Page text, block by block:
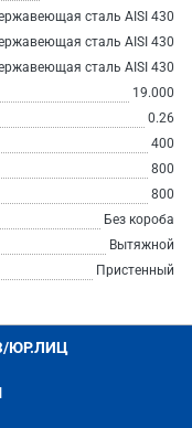
сталь AISI 430
сталь AISI 430
сталь AISI 430
19.000
0.26
400
800
800
Без короба
Вытяжной
Пристенный
ЮР.ЛИЦ